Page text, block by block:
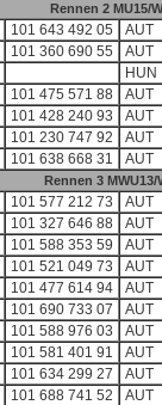
Rennen 2 MU15/
101 643 492 05 AUT
101 360 690 55 AUT
HUN
101 475 571 88 AUT
101 428 240 93 AUT
101 230 747 92 AUT
101 638 668 31 AUT
Rennen 3 MWU13/
101 577 212 73 AUT
101 327 646 88 AUT
101 588 353 59 AUT
101 521 049 73 AUT
101 477 614 94 AUT
101 690 733 07 AUT
101 588 976 03 AUT
101 581 401 91 AUT
101 634 299 27 AUT
101 688 741 52 AUT